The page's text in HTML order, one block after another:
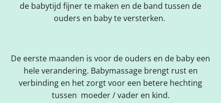
de babytijd fijner te maken en de band tussen de
ouders en baby te versterken.
De eerste maanden is voor de ouders en de baby een
hele verandering. Babymassage brengt rust en
verbinding en het zorgt voor een betere hechting
tussen moeder / vader en kind.